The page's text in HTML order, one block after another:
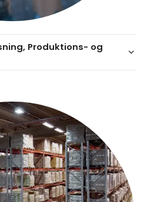
Produktions- og
keyboard_arrow_down